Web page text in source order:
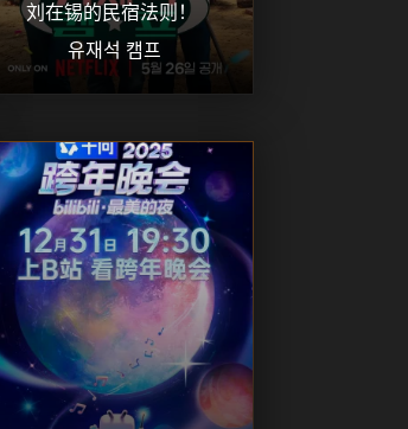
刘在锡的民宿法则！
유재석 캠프